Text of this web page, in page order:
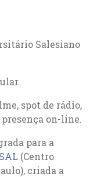
Salesiano
spot de rádio,
on-line.
para a
(Centro
criada a